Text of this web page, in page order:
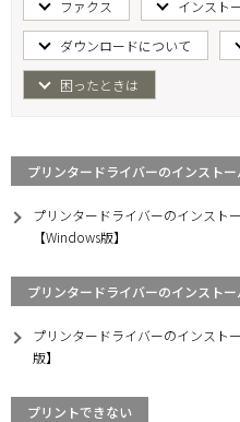
ファクス インスト
ダウンロードについて
困ったときは
プリンタードライバーのインスト
プリンタードライバーのインスト
【Windows版】
プリンタードライバーのインストー
プリンタードライバーのインスト
版】
プリントできない